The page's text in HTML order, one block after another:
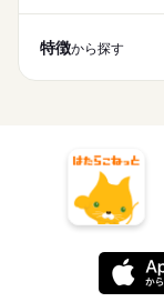
特徴から探す